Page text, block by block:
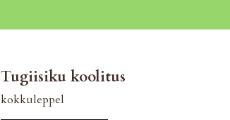
Tugiisiku koolitus
kokkuleppel